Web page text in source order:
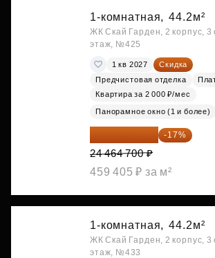
1-комнатная, 44.2м²
ЖК Скай Гарден, 2 корпус, 3
этаж, №425
1 кв 2027
Скидка
Предчистовая отделка
Квартира за 2 000 ₽/мес
Панорамное окно (1 и более)
20 305 701 ₽ -17%
24 464 700 ₽
459 405 ₽ за м²
1-комнатная, 44.2м²
ЖК Скай Гарден, 2 корпус, 3
этаж, №433